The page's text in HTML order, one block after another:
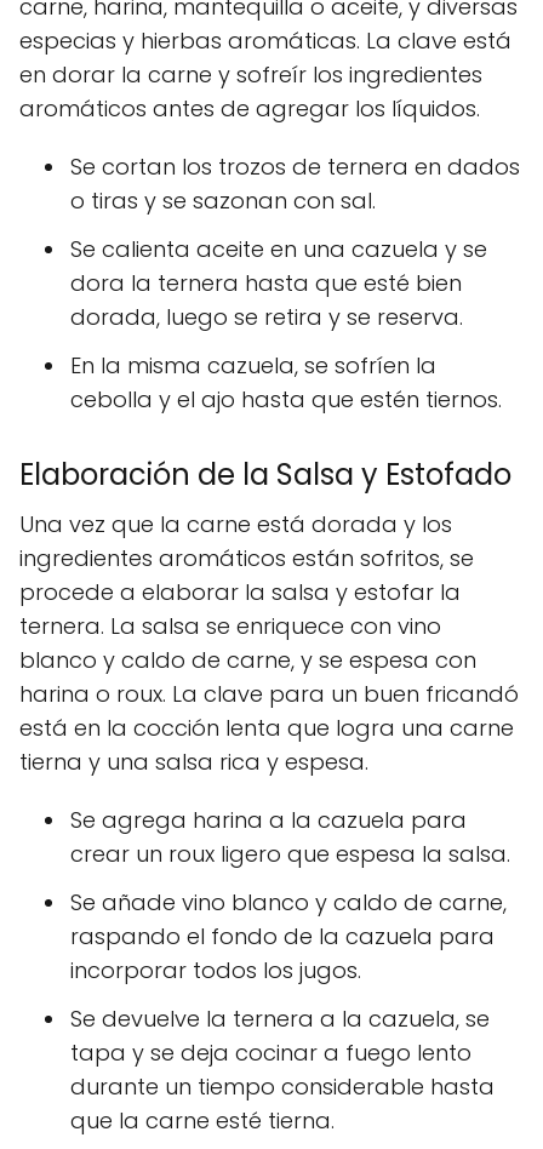
carne, harina, mantequilla o aceite, y diversas
especias y hierbas aromáticas. La clave está
en dorar la carne y sofreír los ingredientes
aromáticos antes de agregar los líquidos.
Se cortan los trozos de ternera en dados
o tiras y se sazonan con sal.
Se calienta aceite en una cazuela y se
dora la ternera hasta que esté bien
dorada, luego se retira y se reserva.
En la misma cazuela, se sofríen la
cebolla y el ajo hasta que estén tiernos.
Elaboración de la Salsa y Estofado
Una vez que la carne está dorada y los
ingredientes aromáticos están sofritos, se
procede a elaborar la salsa y estofar la
ternera. La salsa se enriquece con vino
blanco y caldo de carne, y se espesa con
harina o roux. La clave para un buen fricandó
está en la cocción lenta que logra una carne
tierna y una salsa rica y espesa.
Se agrega harina a la cazuela para
crear un roux ligero que espesa la salsa.
Se añade vino blanco y caldo de carne,
raspando el fondo de la cazuela para
incorporar todos los jugos.
Se devuelve la ternera a la cazuela, se
tapa y se deja cocinar a fuego lento
durante un tiempo considerable hasta
que la carne esté tierna.